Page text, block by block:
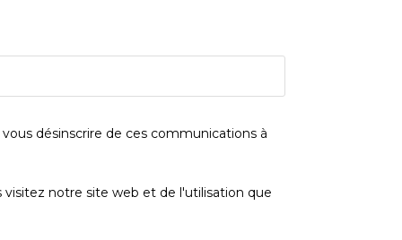
désinscrire de ces communications à
notre site web et de l'utilisation que